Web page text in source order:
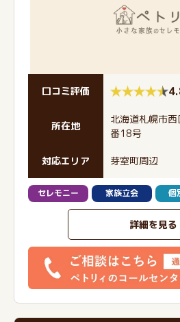
口コミ評価
所在地
北海道札幌市
番18号
対応エリア 芽室町周辺
セレモニー 家族立会 個
詳細を見る